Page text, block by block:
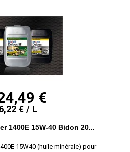
€
6,22 € / L
1400E 15W-40 Bidon 20...
15W40 (huile minérale) pour